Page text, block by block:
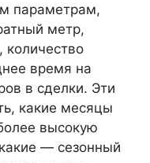
параметрам,
метр,
количество
время на
в сделки. Эти
какие месяцы
высокую
— сезонный